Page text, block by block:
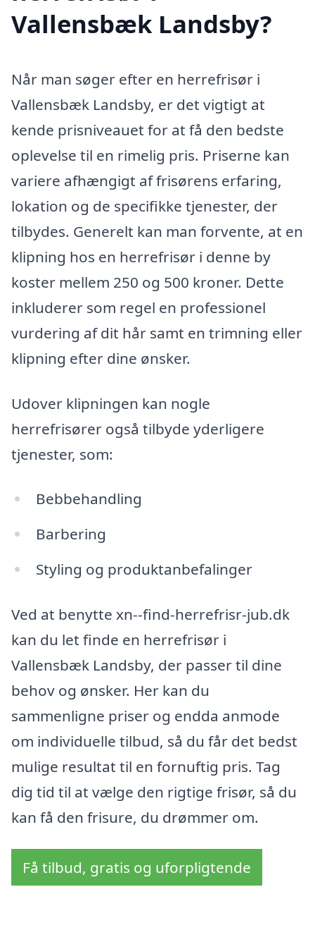
Vallensbæk Landsby?
Når man søger efter en herrefrisør i
Vallensbæk Landsby, er det vigtigt at
kende prisniveauet for at få den bedste
oplevelse til en rimelig pris. Priserne kan
variere afhængigt af frisørens erfaring,
lokation og de specifikke tjenester, der
tilbydes. Generelt kan man forvente, at en
klipning hos en herrefrisør i denne by
koster mellem 250 og 500 kroner. Dette
inkluderer som regel en professionel
vurdering af dit hår samt en trimning eller
klipning efter dine ønsker.
Udover klipningen kan nogle
herrefrisører også tilbyde yderligere
tjenester, som:
Bebbehandling
Barbering
Styling og produktanbefalinger
Ved at benytte xn--find-herrefrisr-jub.dk
kan du let finde en herrefrisør i
Vallensbæk Landsby, der passer til dine
behov og ønsker. Her kan du
sammenligne priser og endda anmode
om individuelle tilbud, så du får det bedst
mulige resultat til en fornuftig pris. Tag
dig tid til at vælge den rigtige frisør, så du
kan få den frisure, du drømmer om.
Få tilbud, gratis og uforpligtende